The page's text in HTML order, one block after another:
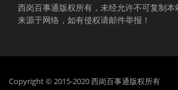
西岗百事通版权所有，未经允许不可复制本
来源于网络，如有侵权请邮件举报！
Copyright © 2015-2020 西岗百事通版权所有